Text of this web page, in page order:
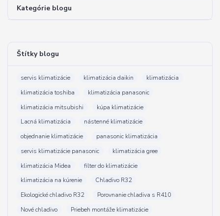
Kategórie blogu
Štítky blogu
servis klimatizácie klimatizácia daikin
klimatizácia
klimatizácia toshiba
klimatizácia panasonic
klimatizácia mitsubishi
kúpa klimatizácie
Lacná klimatizácia
nástenné klimatizácie
objednanie klimatizácie
panasonic klimatizácia
servis klimatizácie panasonic
klimatizácia gree
klimatizácia Midea
filter do klimatizácie
klimatizácia na kúrenie
Chladivo R32
Ekologické chladivo R32
Porovnanie chladiva s R410
Nové chladivo
Priebeh montáže klimatizácie